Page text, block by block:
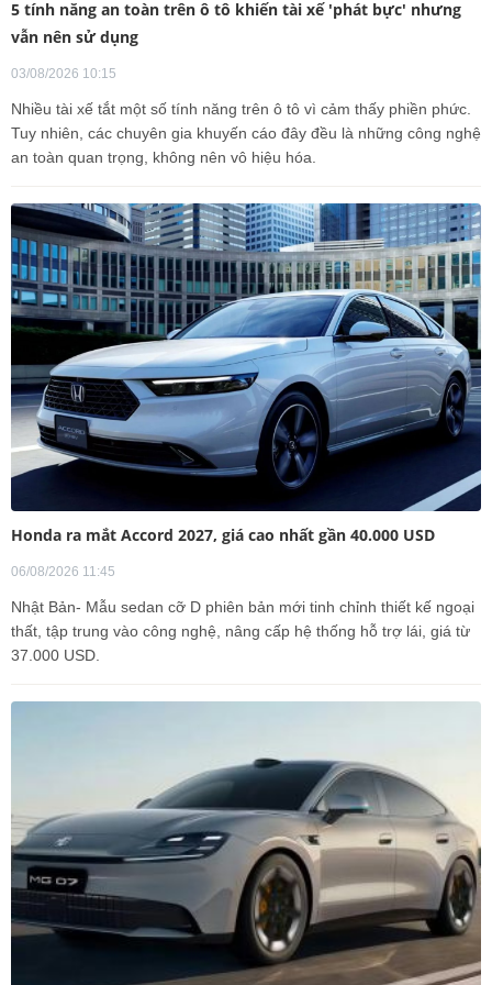
5 tính năng an toàn trên ô tô khiến tài xế 'phát bực' nhưng
vẫn nên sử dụng
03/08/2026 10:15
Nhiều tài xế tắt một số tính năng trên ô tô vì cảm thấy phiền phức.
Tuy nhiên, các chuyên gia khuyến cáo đây đều là những công nghệ
an toàn quan trọng, không nên vô hiệu hóa.
Honda ra mắt Accord 2027, giá cao nhất gần 40.000 USD
06/08/2026 11:45
Nhật Bản- Mẫu sedan cỡ D phiên bản mới tinh chỉnh thiết kế ngoại
thất, tập trung vào công nghệ, nâng cấp hệ thống hỗ trợ lái, giá từ
37.000 USD.